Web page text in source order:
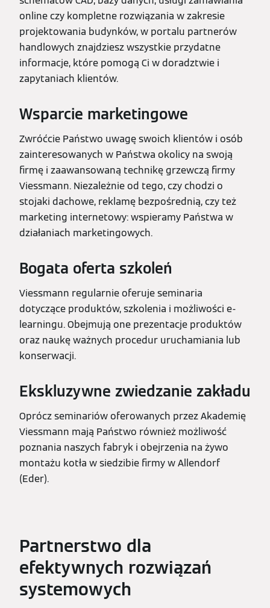
online czy kompletne rozwiązania w zakresie
projektowania budynków, w portalu partnerów
handlowych znajdziesz wszystkie przydatne
informacje, które pomogą Ci w doradztwie i
zapytaniach klientów.
Wsparcie marketingowe
Zwróćcie Państwo uwagę swoich klientów i osób
zainteresowanych w Państwa okolicy na swoją
firmę i zaawansowaną technikę grzewczą firmy
Viessmann. Niezależnie od tego, czy chodzi o
stojaki dachowe, reklamę bezpośrednią, czy też
marketing internetowy: wspieramy Państwa w
działaniach marketingowych.
Bogata oferta szkoleń
Viessmann regularnie oferuje seminaria
dotyczące produktów, szkolenia i możliwości e-
learningu. Obejmują one prezentacje produktów
oraz naukę ważnych procedur uruchamiania lub
konserwacji.
Ekskluzywne zwiedzanie zakładu
Oprócz seminariów oferowanych przez Akademię
Viessmann mają Państwo również możliwość
poznania naszych fabryk i obejrzenia na żywo
montażu kotła w siedzibie firmy w Allendorf
(Eder).
Partnerstwo dla
efektywnych rozwiązań
systemowych